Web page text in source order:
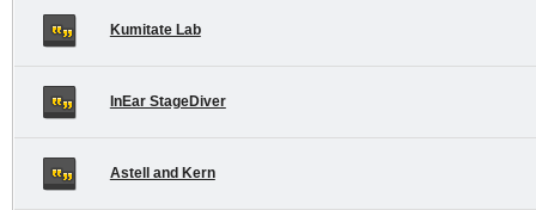
Kumitate Lab
InEar StageDiver
Astell and Kern